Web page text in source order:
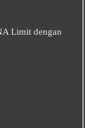
Limit dengan